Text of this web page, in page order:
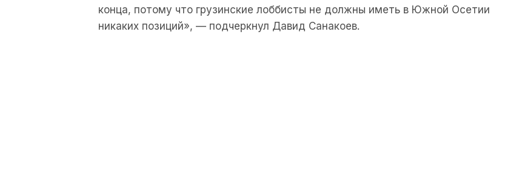
конца, потому что грузинские лоббисты не должны иметь в Южной Осетии
никаких позиций», — подчеркнул Давид Санакоев.